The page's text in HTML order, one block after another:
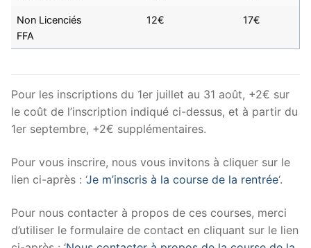
Non Licenciés
FFA
12€ 17€
Pour les inscriptions du 1er juillet au 31 août, +2€ sur
le coût de l’inscription indiqué ci-dessus, et à partir du
1er septembre, +2€ supplémentaires.
Pour vous inscrire, nous vous invitons à cliquer sur le
lien ci-après : ‘Je m’inscris à la course de la rentrée‘.
Pour nous contacter à propos de ces courses, merci
d’utiliser le formulaire de contact en cliquant sur le lien